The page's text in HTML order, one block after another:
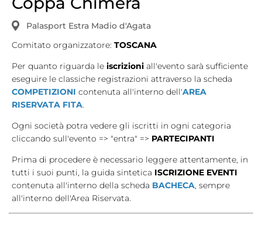
Competizioni
Tesseramento
Licenze WT
Formazione
Salute
Rivista Olympic Dream
Links
Mappa del sito
Palasport Estra Madio d'Agata
Comitato organizzatore: TOSCANA
Per quanto riguarda le iscrizioni all'evento sarà sufficiente
eseguire le classiche registrazioni attraverso la scheda
COMPETIZIONI contenuta all'interno dell'AREA
RISERVATA FITA.
Ogni società potra vedere gli iscritti in ogni categoria
cliccando sull'evento => "entra" => PARTECIPANTI
Prima di procedere è necessario leggere attentamente, in
tutti i suoi punti, la guida sintetica ISCRIZIONE EVENTI
contenuta all'interno della scheda BACHECA, sempre
all'interno dell'Area Riservata.